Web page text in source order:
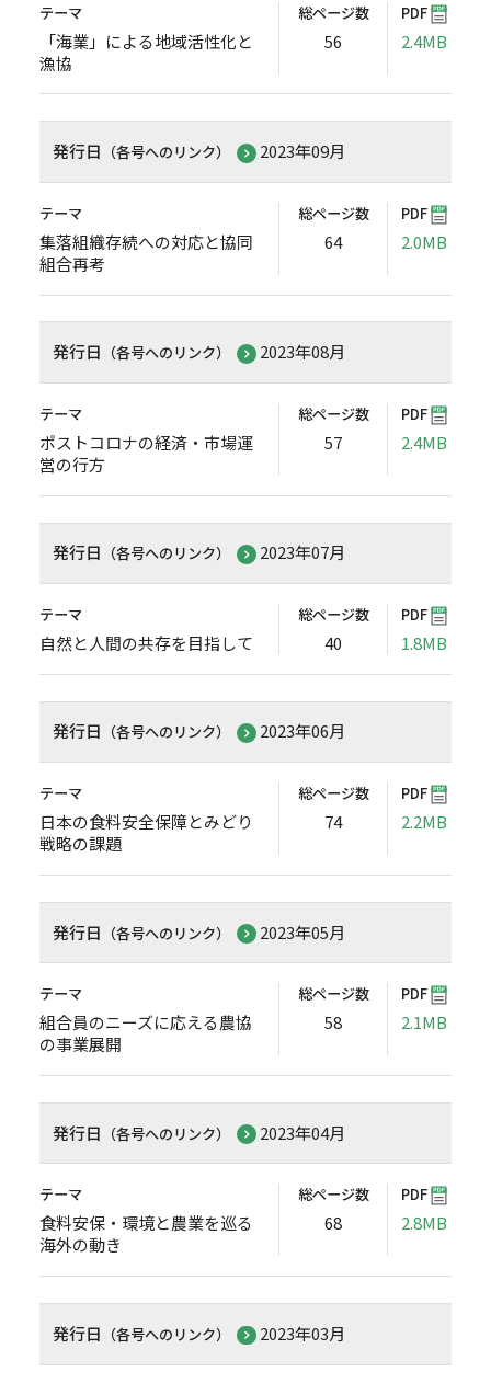
テーマ
「海業」による地域活性化と
漁協
総ページ数
56
PDF
2.4MB
発行日 （各号へのリンク） 2023年09月
テーマ
集落組織存続への対応と協同
組合再考
総ページ数
64
PDF
2.0MB
発行日 （各号へのリンク） 2023年08月
テーマ
ポストコロナの経済・市場運
営の行方
総ページ数
57
PDF
2.4MB
発行日 （各号へのリンク） 2023年07月
テーマ
自然と人間の共存を目指して
総ページ数
40
PDF
1.8MB
発行日 （各号へのリンク） 2023年06月
テーマ
日本の食料安全保障とみどり
戦略の課題
総ページ数
74
PDF
2.2MB
発行日 （各号へのリンク） 2023年05月
テーマ
組合員のニーズに応える農協
の事業展開
総ページ数
58
PDF
2.1MB
発行日 （各号へのリンク） 2023年04月
テーマ
食料安保・環境と農業を巡る
海外の動き
総ページ数
68
PDF
2.8MB
発行日 （各号へのリンク） 2023年03月